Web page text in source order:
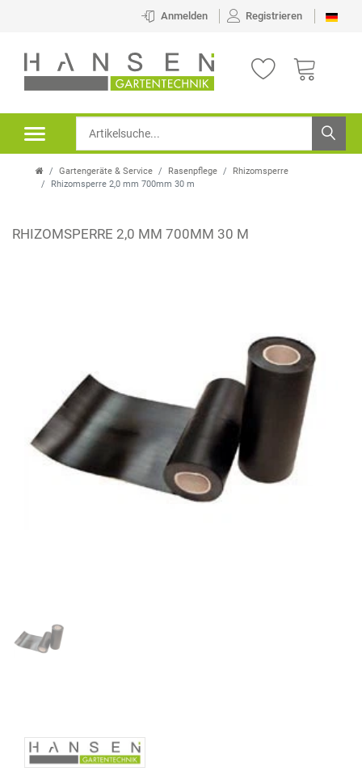
Anmelden Registrieren
Gartengeräte & Service Rasenpflege
Rhizomsperre
Rhizomsperre 2,0 mm 700mm 30 m
RHIZOMSPERRE 2,0 MM 700MM 30 M